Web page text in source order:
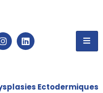
Ectodermiques